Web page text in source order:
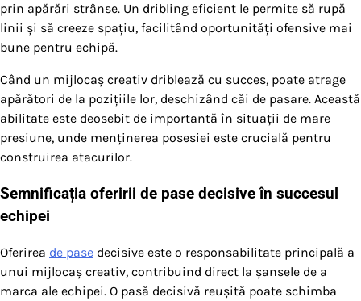
prin apărări strânse. Un dribling eficient le permite să rupă
linii și să creeze spațiu, facilitând oportunități ofensive mai
bune pentru echipă.
Când un mijlocaș creativ driblează cu succes, poate atrage
apărători de la pozițiile lor, deschizând căi de pasare. Această
abilitate este deosebit de importantă în situații de mare
presiune, unde menținerea posesiei este crucială pentru
construirea atacurilor.
Semnificația oferirii de pase decisive în succesul
echipei
Oferirea de pase decisive este o responsabilitate principală a
unui mijlocaș creativ, contribuind direct la șansele de a
marca ale echipei. O pasă decisivă reușită poate schimba